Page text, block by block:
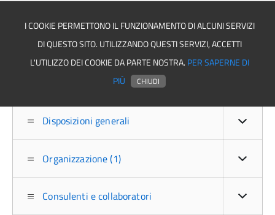
Asmel associazione
Disposizioni generali
Organizzazione (1)
Consulenti e collaboratori
I COOKIE PERMETTONO IL FUNZIONAMENTO DI ALCUNI SERVIZI
DI QUESTO SITO. UTILIZZANDO QUESTI SERVIZI, ACCETTI
L'UTILIZZO DEI COOKIE DA PARTE NOSTRA. PER SAPERNE DI
PIÙ
CHIUDI